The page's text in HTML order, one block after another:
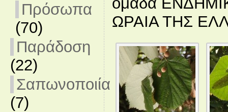
Πρόσωπα
(70)
Παράδοση
(22)
Σαπωνοποιία
(7)
ΩΡΑΙΑ ΤΗΣ